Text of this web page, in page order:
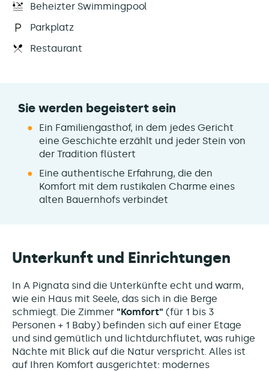
Beheizter Swimmingpool
Parkplatz
Restaurant
Sie werden begeistert sein
Ein Familiengasthof, in dem jedes Gericht
eine Geschichte erzählt und jeder Stein von
der Tradition flüstert
Eine authentische Erfahrung, die den
Komfort mit dem rustikalen Charme eines
alten Bauernhofs verbindet
Unterkunft und Einrichtungen
In A Pignata sind die Unterkünfte echt und warm,
wie ein Haus mit Seele, das sich in die Berge
schmiegt. Die Zimmer "Komfort" (für 1 bis 3
Personen + 1 Baby) befinden sich auf einer Etage
und sind gemütlich und lichtdurchflutet, was ruhige
Nächte mit Blick auf die Natur verspricht. Alles ist
auf Ihren Komfort ausgerichtet: modernes